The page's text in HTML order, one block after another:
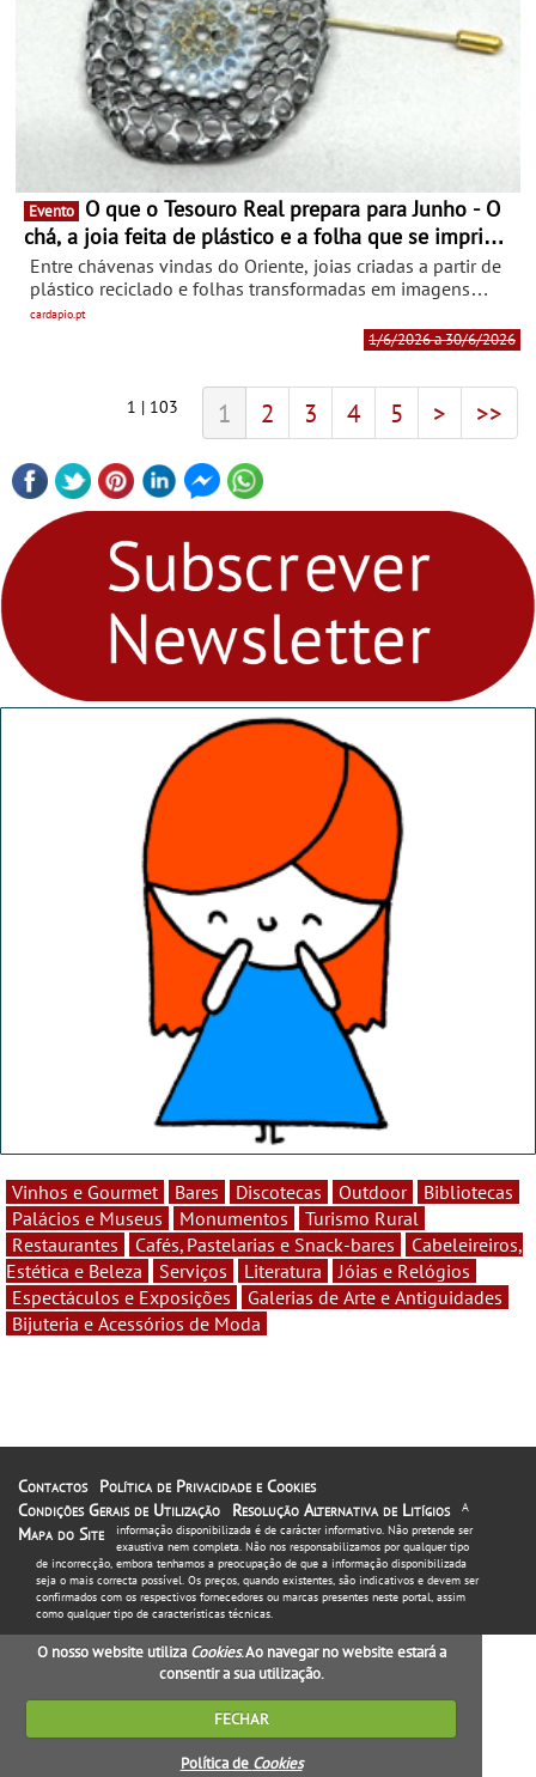
Evento
chá, a joia feita de plástico e a folha que se imprime
ao sol
Entre chávenas vindas do Oriente, joias criadas a partir de
plástico reciclado e folhas transformadas em imagens
através da luz solar, junho marca a reta final de “Do Jardim
ao Trono: A Botânica no Tesouro Real”. Para assinalar os
últimos dias da mostra, o Museu Tesouro Real preparou
vitrinas, com experiências ligadas ao chá, à joalharia
contemporânea e à criação botânica em família.
cardapio.pt
1/6/2026 a 30/6/2026
1 | 103 1 2 3 4 5 > >>
Vinhos e Gourmet Bares Discotecas Outdoor
Bibliotecas
Palácios e Museus
Monumentos
Turismo Rural
Restaurantes
Cafés, Pastelarias e Snack-bares
Cabeleireiros,
Estética e Beleza
Serviços Literatura
Jóias e Relógios
Espectáculos e Exposições
Galerias de Arte e Antiguidades
Bijuteria e Acessórios de Moda
Contactos
Política de Privacidade e Cookies
Condições Gerais de Utilização
Resolução Alternativa de Litígios
Mapa do Site
A
informação disponibilizada é de carácter informativo. Não pretende ser
exaustiva nem completa. Não nos responsabilizamos por qualquer tipo
de incorrecção, embora tenhamos a preocupação de que a informação disponibilizada
seja o mais correcta possível. Os preços, quando existentes, são indicativos e devem ser
confirmados com os respectivos fornecedores ou marcas presentes neste portal, assim
como qualquer tipo de características técnicas.
O nosso website utiliza Cookies. Ao navegar no website estará a
consentir a sua utilização.
FECHAR
Política de Cookies